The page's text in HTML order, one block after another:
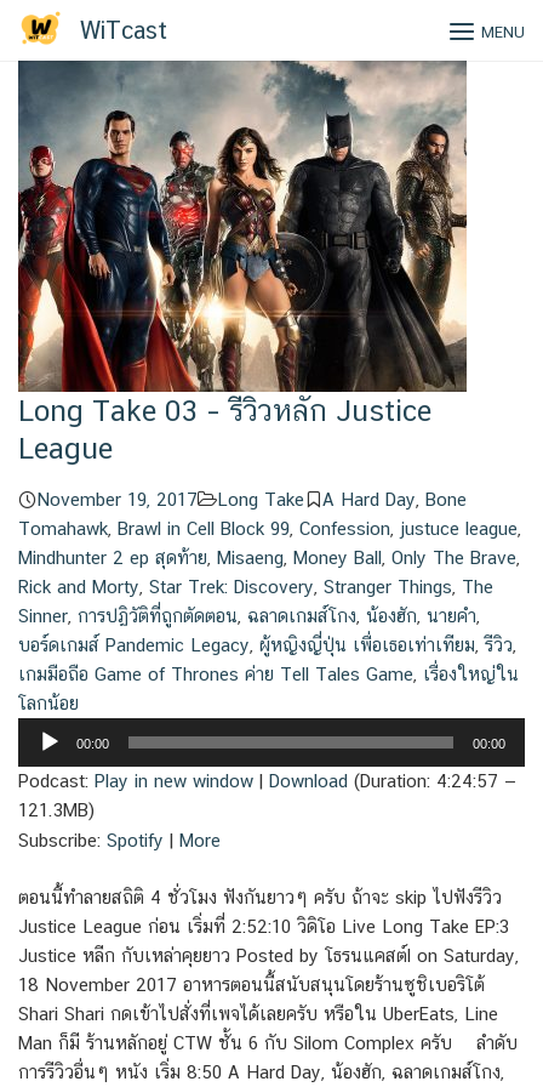
Skip
WiTcast MENU
Tag:Mindhunter 2 ep สุดท้าย
Long Take 03 – รีวิวหลัก Justice
League
November 19, 2017 Long Take A Hard Day Bone
Tomahawk Brawl in Cell Block 99 Confession justuce league
Mindhunter 2 ep สุดท้าย Misaeng Money Ball Only The Brave
Rick and Morty Star Trek: Discovery Stranger Things The
Sinner การปฏิวัติที่ถูกตัดตอน ฉลาดเกมส์โกง น้องฮัก นายคำ
บอร์ดเกมส์ Pandemic Legacy ผู้หญิงญี่ปุ่น เพื่อเธอเท่าเทียม ,รีวิว
เกมมือถือ Game of Thrones ค่าย Tell Tales Game เรื่องใหญ่ใน
โลกน้อย
Audio
00:00 00:00
Podcast: Play in new window | Download (Duration: 4:24:57 —
121.3MB)
Subscribe: Spotify | More
ตอนนี้ทำลายสถิติ 4 ชั่วโมง ฟังกันยาวๆ ครับ ถ้าจะ skip ไปฟังรีวิว
Justice League ก่อน เริ่มที่ 2:52:10 วิดิโอ Live Long Take EP:3
Justice หลีก กับเหล่าคุยยาว Posted by โธรนแคสต์l on Saturday,
18 November 2017 อาหารตอนนี้สนับสนุนโดยร้านซูชิเบอริโต้
Shari Shari กดเข้าไปสั่งที่เพจได้เลยครับ หรือใน UberEats, Line
Man ก็มี ร้านหลักอยู่ CTW ชั้น 6 กับ Silom Complex ครับ ลำดับ
การรีวิวอื่นๆ หนัง เริ่ม 8:50 A Hard Day, น้องฮัก, ฉลาดเกมส์โกง,